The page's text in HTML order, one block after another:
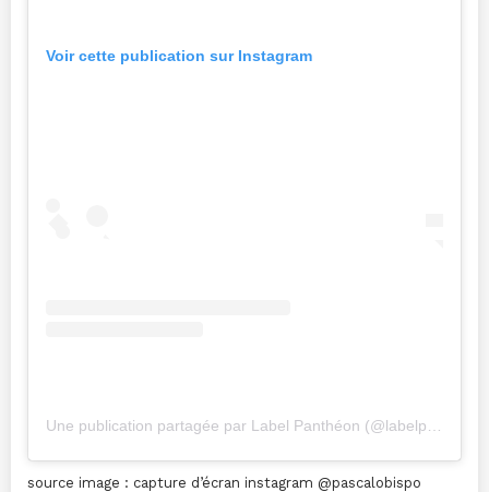
Voir cette publication sur Instagram
source image : capture d’écran instagram @pascalobispo